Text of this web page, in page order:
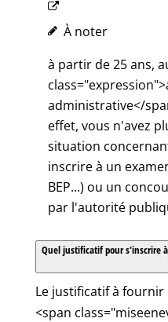
À noter
à partir de 25 ans,
administrative</
effet, vous n'avez
situation
inscrire à un
BEP...) ou un
par l'autorité
Quel justificatif pour s'inscrire
Le justificatif à
<span